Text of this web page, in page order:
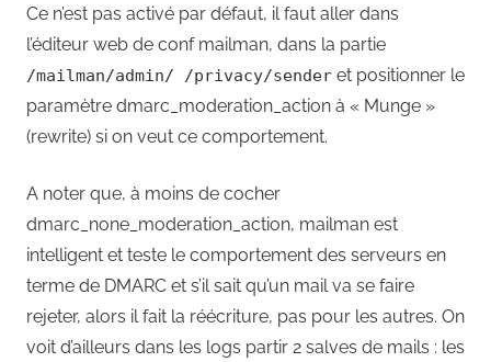
Ce n’est pas activé par défaut, il faut aller dans
l’éditeur web de conf mailman, dans la partie
/mailman/admin/ /privacy/sender et positionner le
paramètre dmarc_moderation_action à « Munge »
(rewrite) si on veut ce comportement.
A noter que, à moins de cocher
dmarc_none_moderation_action, mailman est
intelligent et teste le comportement des serveurs en
terme de DMARC et s’il sait qu’un mail va se faire
rejeter, alors il fait la réécriture, pas pour les autres. On
voit d’ailleurs dans les logs partir 2 salves de mails : les